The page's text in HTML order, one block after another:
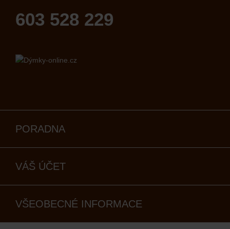
603 528 229
PORADNA
VÁŠ ÚČET
VŠEOBECNÉ INFORMACE